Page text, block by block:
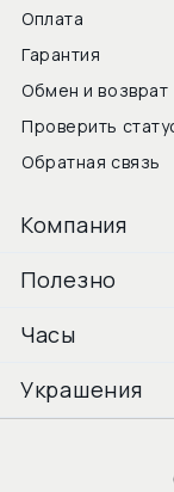
Оплата
Гарантия
Обмен и возврат
Проверить
Обратная связь
Компания
Полезно
Часы
Украшения